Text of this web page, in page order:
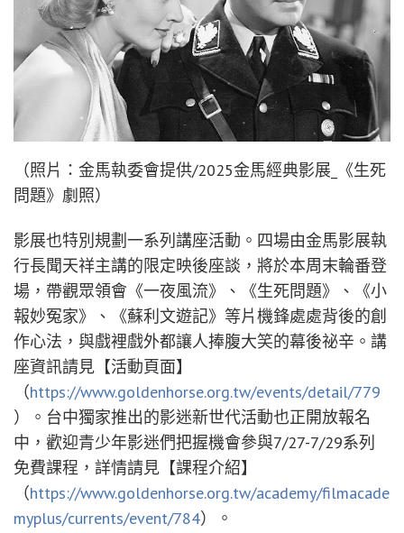
（照片：金馬執委會提供/2025金馬經典影展_《生死
問題》劇照）
影展也特別規劃一系列講座活動。四場由金馬影展執
行長聞天祥主講的限定映後座談，將於本周末輪番登
場，帶觀眾領會《一夜風流》、《生死問題》、《小
報妙冤家》、《蘇利文遊記》等片機鋒處處背後的創
作心法，與戲裡戲外都讓人捧腹大笑的幕後祕辛。講
座資訊請見【活動頁面】
（https://www.goldenhorse.org.tw/events/detail/779
）。台中獨家推出的影迷新世代活動也正開放報名
中，歡迎青少年影迷們把握機會參與7/27-7/29系列
免費課程，詳情請見【課程介紹】
（https://www.goldenhorse.org.tw/academy/filmacade
myplus/currents/event/784）。